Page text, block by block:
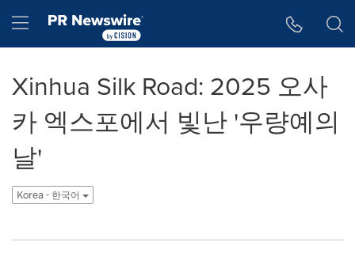
Hamburger menu
Xinhua Silk Road: 2025 오사
카 엑스포에서 빛난 '우량예의
날'
Korea - 한국어